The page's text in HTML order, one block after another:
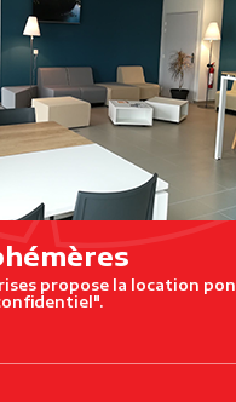
propose la location